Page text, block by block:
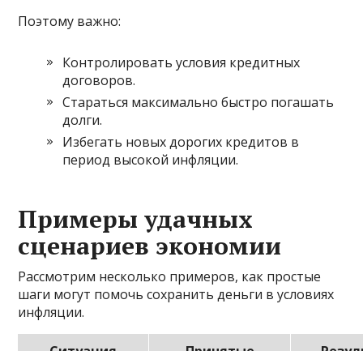
Поэтому важно:
Контролировать условия кредитных
договоров.
Стараться максимально быстро погашать
долги.
Избегать новых дорогих кредитов в
период высокой инфляции.
Примеры удачных
сценариев экономии
Рассмотрим несколько примеров, как простые
шаги могут помочь сохранить деньги в условиях
инфляции.